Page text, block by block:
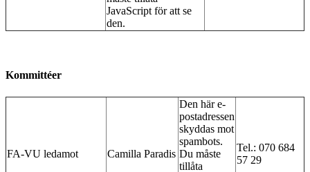
JavaScript för att se
den.
Kommittéer
FA-VU ledamot Camilla Paradis
Den här e-
postadressen
skyddas mot
spambots.
Du måste
tillåta
Tel.: 070 684
57 29